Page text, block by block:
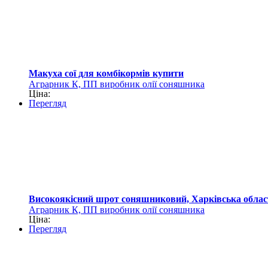
Макуха сої для комбікормів купити
Аграрник К, ПП виробник олії соняшника
Ціна:
Перегляд
Високоякісний шрот соняшниковий, Харківська
Аграрник К, ПП виробник олії соняшника
Ціна:
Перегляд